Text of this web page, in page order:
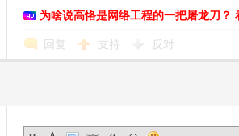
为啥说高恪是网络工程的一把屠龙刀？
回复 支持 反对